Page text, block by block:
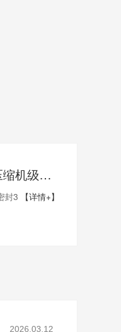
鑫钻小知识 | 离心式压缩机级间密封3
封3 【详情+】
2026.03.12